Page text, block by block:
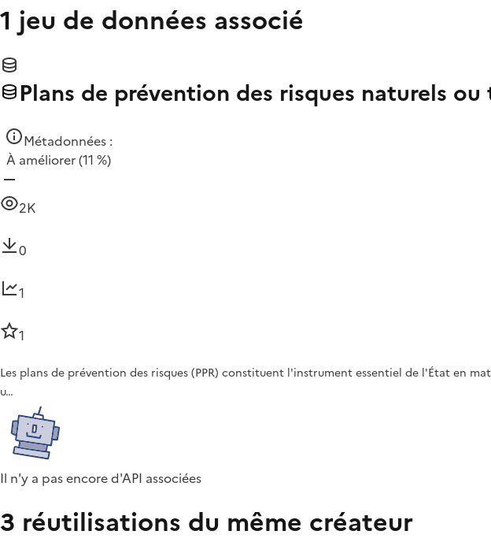
1 jeu de données associé
Plans de prévention des risques naturels ou
Métadonnées :
À améliorer(11 %)
2K
0
1
1
Les plans de prévention des risques (PPR) constituent l'instrument essentiel de l'État en
u…
Il n'y a pas encore d'API associées
3 réutilisations du même créateur